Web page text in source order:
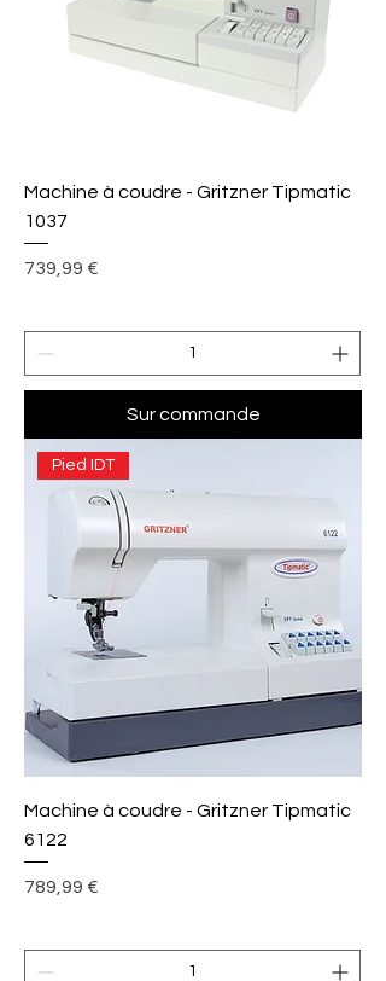
Machine à coudre - Gritzner Tipmatic
1037
Prix
739,99 €
Sur commande
Pied IDT
Machine à coudre - Gritzner Tipmatic
6122
Prix
789,99 €